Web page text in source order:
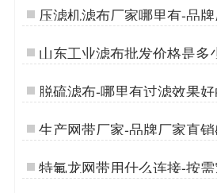
压滤机滤布厂家哪里有-品
碑好{丹娜鸶过滤}…
山东工业滤布批发价格是多
碱更重要{丹娜鸶过滤}…
脱硫滤布-哪里有过滤效果
{丹娜鸶过滤}…
生产网带厂家-品牌厂家直
过滤}…
特氟龙网带用什么连接-按
磨防跑偏[丹娜鸶]…